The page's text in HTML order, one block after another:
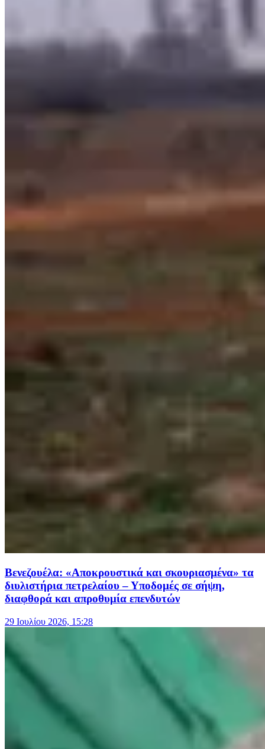
Βενεζουέλα: «Αποκρουστικά και σκουριασμένα» τα
διυλιστήρια πετρελαίου – Υποδομές σε σήψη,
διαφθορά και απροθυμία επενδυτών
29 Ιουλίου 2026, 15:28